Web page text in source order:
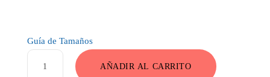
hasta
Guía de Tamaños
Camiseta
AÑADIR AL CARRITO